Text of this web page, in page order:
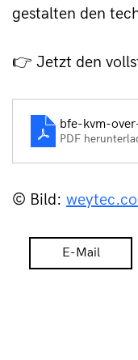
E-Mail
gestalten den
👉 Jetzt den
bfe-kvm-
PDF
© Bild: